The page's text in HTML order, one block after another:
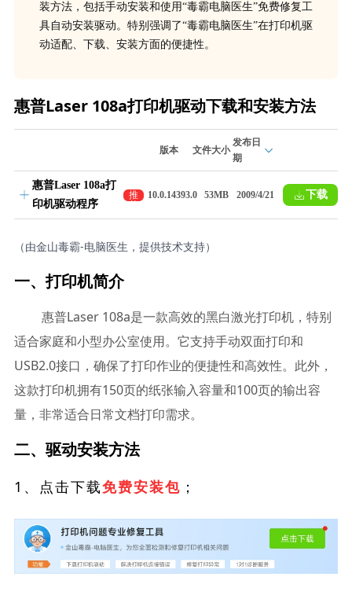
装方法，包括手动安装和使用“毒霸电脑医生”免费修复工
具自动安装驱动。特别强调了“毒霸电脑医生”在打印机驱
动适配、下载、安装方面的便捷性。
惠普Laser 108a打印机驱动下载和安装方法
版本 文件大小
发布日
期
惠普Laser 108a打
印机驱动程序
推
荐
10.0.14393.0 53MB 2009/4/21 下载
（由金山毒霸-电脑医生，提供技术支持）
一、打印机简介
惠普Laser 108a是一款高效的黑白激光打印机，特别
适合家庭和小型办公室使用。它支持手动双面打印和
USB2.0接口，确保了打印作业的便捷性和高效性。此外，
这款打印机拥有150页的纸张输入容量和100页的输出容
量，非常适合日常文档打印需求。
二、驱动安装方法
1、点击下载免费安装包 ；